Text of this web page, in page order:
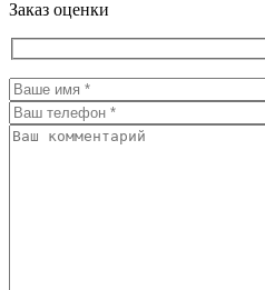
Заказ оценки